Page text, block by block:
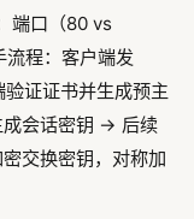
端口（80 vs
程：客户端发
证证书并生成预主
会话密钥 → 后续
交换密钥，对称加